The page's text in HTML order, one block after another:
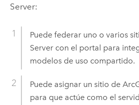
Server:
Puede federar uno o varios
Servercon el portal para
modelos de uso compartido.
Puede asignar un sitio de
para que actúe como el